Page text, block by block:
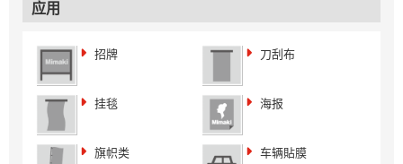
应用
招牌 刀刮布
挂毯 海报
旗帜类 车辆貼膜